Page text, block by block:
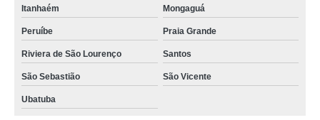
Itanhaém Mongaguá
Peruíbe Praia Grande
Riviera de São Lourenço Santos
São Sebastião São Vicente
Ubatuba